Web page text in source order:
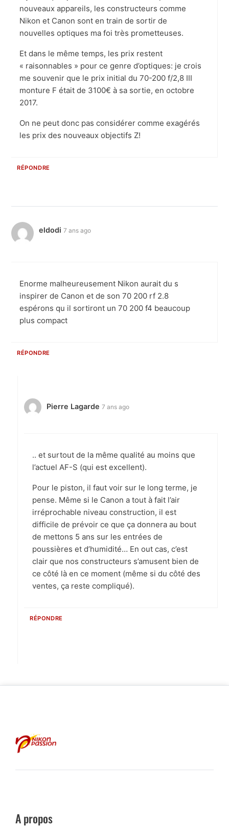
nouveaux appareils, les constructeurs comme
Nikon et Canon sont en train de sortir de
nouvelles optiques ma foi très prometteuses.
Et dans le même temps, les prix restent
« raisonnables » pour ce genre d’optiques: je crois
me souvenir que le prix initial du 70-200 f/2,8 III
monture F était de 3100€ à sa sortie, en octobre
2017.
On ne peut donc pas considérer comme exagérés
les prix des nouveaux objectifs Z!
RÉPONDRE
eldodi 7 ans ago
Enorme malheureusement Nikon aurait du s
inspirer de Canon et de son 70 200 rf 2.8
espérons qu il sortiront un 70 200 f4 beaucoup
plus compact
RÉPONDRE
Pierre Lagarde 7 ans ago
.. et surtout de la même qualité au moins que
l’actuel AF-S (qui est excellent).
Pour le piston, il faut voir sur le long terme, je
pense. Même si le Canon a tout à fait l’air
irréprochable niveau construction, il est
difficile de prévoir ce que ça donnera au bout
de mettons 5 ans sur les entrées de
poussières et d’humidité… En out cas, c’est
clair que nos constructeurs s’amusent bien de
ce côté là en ce moment (même si du côté des
ventes, ça reste compliqué).
RÉPONDRE
A propos